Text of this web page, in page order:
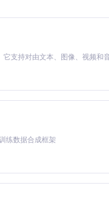
练数据合成框架